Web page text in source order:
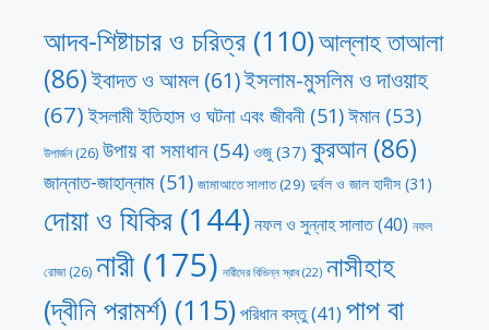
আদব-শিষ্টাচার ও চরিত্র (110)আল্লাহ তাআলা
(86)ইবাদত ও আমল(61)ইসলাম-মুসলিম ও দাওয়াহ
(67) ইসলামী ইতিহাস ও ঘটনা এবং জীবনী(51)ঈমান (53)
উপার্জন(26) উপায় বা সমাধান(54) ওজু (37) কুরআন(86)
জান্নাত-জাহান্নাম(51) জামাআতে সালাত(29) দুর্বল ও জাল হাদীস (31)
দোয়া ও যিকির (144)নফল ও সুন্নাহ সালাত(40) নফল
রোজা(26) নারী(175) নারীদের বিভিন্ন স্রাব(22) নাসীহাহ
(দ্বীনি পরামর্শ) (115)পরিধান বস্তু(41) পাপ বা